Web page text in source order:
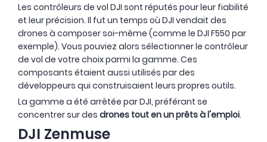
Les contrôleurs de vol DJI sont réputés pour leur fiabilité
et leur précision. Il fut un temps où DJI vendait des
drones à composer soi-même (comme le DJI F550 par
exemple). Vous pouviez alors sélectionner le contrôleur
de vol de votre choix parmi la gamme. Ces
composants étaient aussi utilisés par des
développeurs qui construisaient leurs propres outils.
La gamme a été arrêtée par DJI, préférant se
concentrer sur des drones tout en un prêts à l'emploi.
DJI Zenmuse